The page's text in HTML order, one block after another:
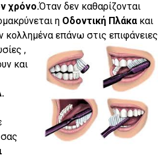
χρόνο.Όταν δεν καθαρίζονται
η Οδοντική Πλάκακαι
κολλημένα επάνω στις επιφάνειες
,
και
σας